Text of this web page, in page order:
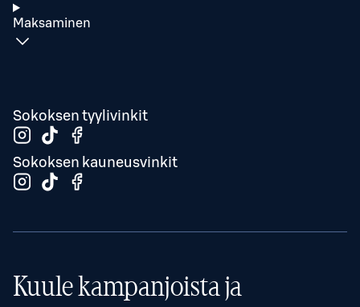
Maksaminen
Sokoksen tyylivinkit
Sokoksen kauneusvinkit
Kuule kampanjoista ja